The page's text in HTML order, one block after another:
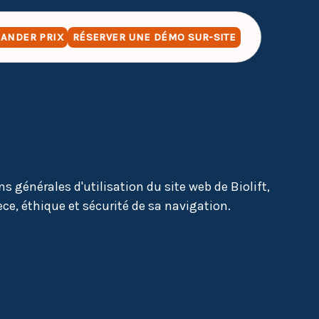
PRIX RÉSERVER UNE DÉMO SUR-SITE
générales d'utilisation du site web de Biolift,
éthique et sécurité de sa navigation.